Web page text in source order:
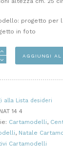
progetto per
in foto
AGGIUNGI AL
alla Lista desideri
14 4
Cartamodelli,
, Natale
Cartamodelli